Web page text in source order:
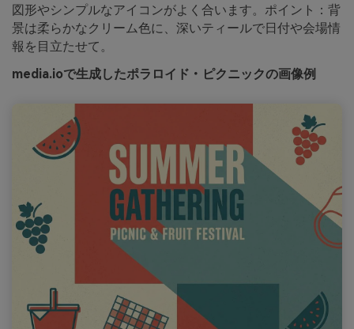
図形やシンプルなアイコンがよく合います。ポイント：背
景は柔らかなクリーム色に、深いティールで日付や会場情
報を目立たせて。
media.ioで生成したポラロイド・ピクニックの画像例